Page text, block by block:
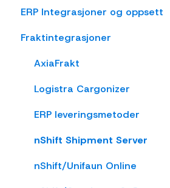
BxEngine og BxSmartPrintPro
BxLogistics
ERP Integrasjoner og oppsett
Visma Business
Business NXT
Tripletex
Visma Net
Xledger
Rackbeat
Fraktintegrasjoner
AxiaFrakt
Logistra Cargonizer
ERP leveringsmetoder
nShift Shipment Server
nShift/Unifaun Online